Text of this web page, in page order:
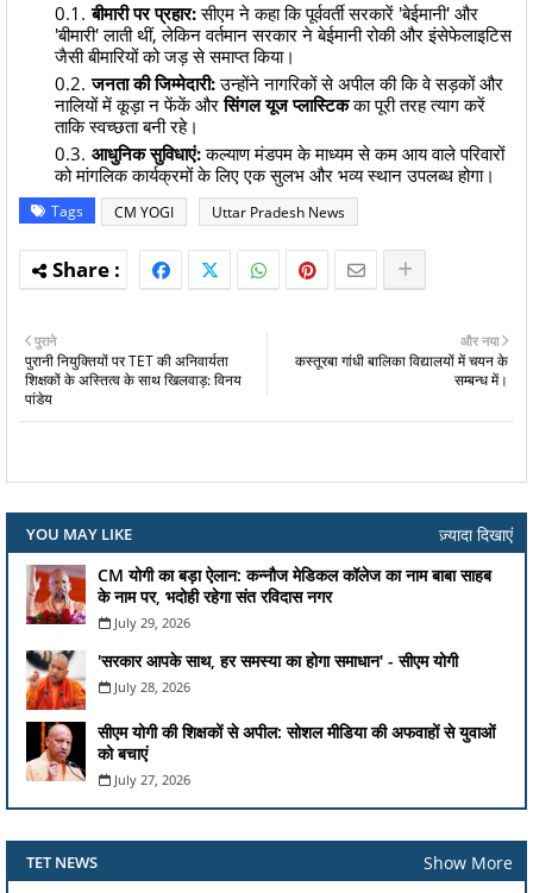
बीमारी पर प्रहार:सीएम ने कहा कि पूर्ववर्ती सरकारें 'बेईमानी' और
'बीमारी' लाती थीं, लेकिन वर्तमान सरकार ने बेईमानी रोकी और इंसेफेलाइटिस
जैसी बीमारियों को जड़ से समाप्त किया।
जनता की जिम्मेदारी:उन्होंने नागरिकों से अपील की कि वे सड़कों और
नालियों में कूड़ा न फेंकें औरसिंगल यूज प्लास्टिकका पूरी तरह त्याग करें
ताकि स्वच्छता बनी रहे।
आधुनिक सुविधाएं:कल्याण मंडपम के माध्यम से कम आय वाले परिवारों
को मांगलिक कार्यक्रमों के लिए एक सुलभ और भव्य स्थान उपलब्ध होगा।
Tags CM YOGI Uttar Pradesh News
और नया
कस्तूरबा गांधी बालिका विद्यालयों में चयन के
सम्बन्ध में।
पुराने
पुरानी नियुक्तियों पर TET की अनिवार्यता
शिक्षकों के अस्तित्व के साथ खिलवाड़: विनय
पांडेय
YOU MAY LIKE
ज़्यादा दिखाएं
CM योगी का बड़ा ऐलान: कन्नौज मेडिकल कॉलेज का नाम बाबा साहब
के नाम पर, भदोही रहेगा संत रविदास नगर
July 29, 2026
'सरकार आपके साथ, हर समस्या का होगा समाधान' - सीएम योगी
July 28, 2026
सीएम योगी की शिक्षकों से अपील: सोशल मीडिया की अफवाहों से युवाओं
को बचाएं
July 27, 2026
TET NEWS Show More